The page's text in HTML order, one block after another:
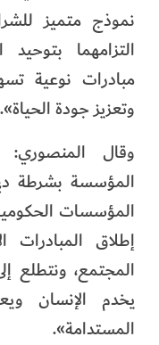
نموذج متميز
التزامهما
مبادرات نوعية
وتعزيز جودة الحياة».
وقال
المؤسسة بشرطة
المؤسسات
إطلاق المبادرات
المجتمع، ونتطلع
يخدم الإنسان
المستدامة».